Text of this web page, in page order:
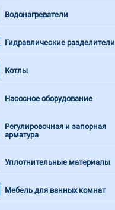
Водонагреватели
Гидравлические разделители
Котлы
Насосное оборудование
Регулировочная и запорная
арматура
Уплотнительные материалы
Мебель для ванных комнат